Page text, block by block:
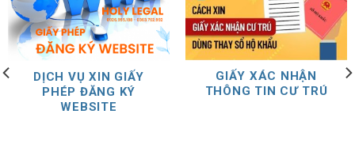
DỊCH VỤ XIN GIẤY
PHÉP ĐĂNG KÝ
WEBSITE
GIẤY XÁC NHẬN
THÔNG TIN CƯ TRÚ